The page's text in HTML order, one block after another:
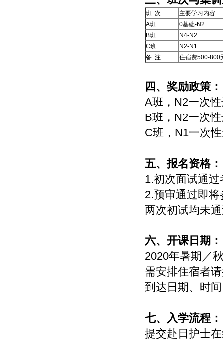
班 次
主要学习内容
A班
0基础-N2
B班
N4-N2
C班
N2-N1
备 注
住宿费500-800
四、奖励政策：
A班，N2一次
B班，N2一次
C班，N1一次
五、报名资格：
1.初次面试通过
2.预审通过即
两次初试均未
六、开课日期：
2020年暑期／
需安排住宿者
到达日期、时
七、入学流程：
提交赴日护士